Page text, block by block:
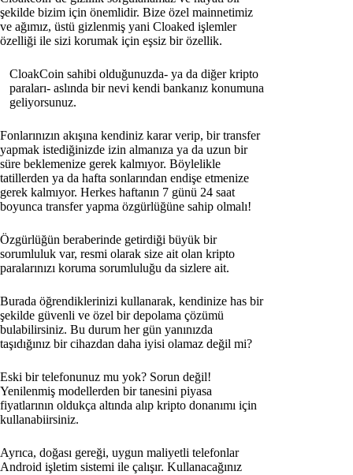
şekilde bizim için önemlidir. Bize özel mainnetimiz
ve ağımız, üstü gizlenmiş yani Cloaked işlemler
özelliği ile sizi korumak için eşsiz bir özellik.
CloakCoin sahibi olduğunuzda- ya da diğer kripto
paraları- aslında bir nevi kendi bankanız konumuna
geliyorsunuz.
Fonlarınızın akışına kendiniz karar verip, bir transfer
yapmak istediğinizde izin almanıza ya da uzun bir
süre beklemenize gerek kalmıyor. Böylelikle
tatillerden ya da hafta sonlarından endişe etmenize
gerek kalmıyor. Herkes haftanın 7 günü 24 saat
boyunca transfer yapma özgürlüğüne sahip olmalı!
Özgürlüğün beraberinde getirdiği büyük bir
sorumluluk var, resmi olarak size ait olan kripto
paralarınızı koruma sorumluluğu da sizlere ait.
Burada öğrendiklerinizi kullanarak, kendinize has bir
şekilde güvenli ve özel bir depolama çözümü
bulabilirsiniz. Bu durum her gün yanınızda
taşıdığınız bir cihazdan daha iyisi olamaz değil mi?
Eski bir telefonunuz mu yok? Sorun değil!
Yenilenmiş modellerden bir tanesini piyasa
fiyatlarının oldukça altında alıp kripto donanımı için
kullanabiirsiniz.
Ayrıca, doğası gereği, uygun maliyetli telefonlar
Android işletim sistemi ile çalışır. Kullanacağınız